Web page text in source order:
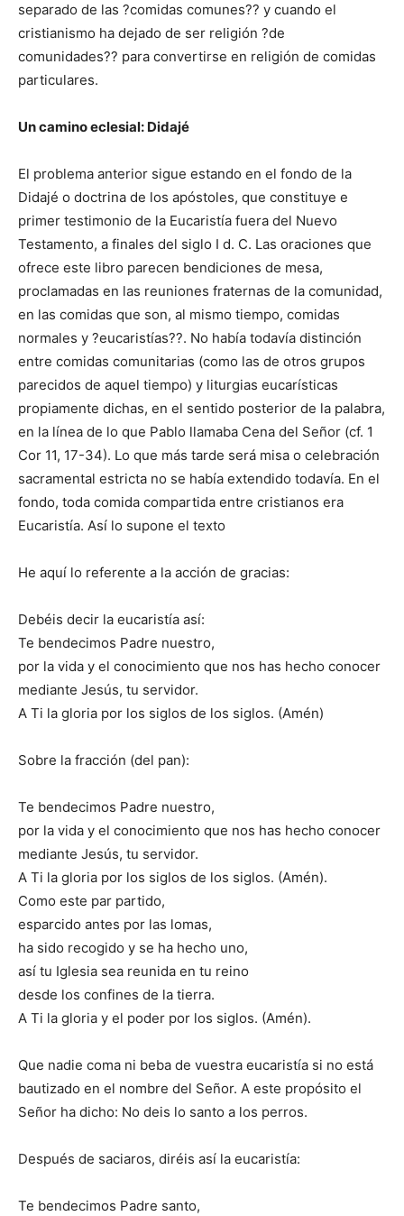
separado de las ?comidas comunes?? y cuando el
cristianismo ha dejado de ser religión ?de
comunidades?? para convertirse en religión de comidas
particulares.
Un camino eclesial: Didajé
El problema anterior sigue estando en el fondo de la
Didajé o doctrina de los apóstoles, que constituye e
primer testimonio de la Eucaristía fuera del Nuevo
Testamento, a finales del siglo I d. C. Las oraciones que
ofrece este libro parecen bendiciones de mesa,
proclamadas en las reuniones fraternas de la comunidad,
en las comidas que son, al mismo tiempo, comidas
normales y ?eucaristías??. No había todavía distinción
entre comidas comunitarias (como las de otros grupos
parecidos de aquel tiempo) y liturgias eucarísticas
propiamente dichas, en el sentido posterior de la palabra,
en la línea de lo que Pablo llamaba Cena del Señor (cf. 1
Cor 11, 17-34). Lo que más tarde será misa o celebración
sacramental estricta no se había extendido todavía. En el
fondo, toda comida compartida entre cristianos era
Eucaristía. Así lo supone el texto
He aquí lo referente a la acción de gracias:
Debéis decir la eucaristía así:
Te bendecimos Padre nuestro,
por la vida y el conocimiento que nos has hecho conocer
mediante Jesús, tu servidor.
A Ti la gloria por los siglos de los siglos. (Amén)
Sobre la fracción (del pan):
Te bendecimos Padre nuestro,
por la vida y el conocimiento que nos has hecho conocer
mediante Jesús, tu servidor.
A Ti la gloria por los siglos de los siglos. (Amén).
Como este par partido,
esparcido antes por las lomas,
ha sido recogido y se ha hecho uno,
así tu Iglesia sea reunida en tu reino
desde los confines de la tierra.
A Ti la gloria y el poder por los siglos. (Amén).
Que nadie coma ni beba de vuestra eucaristía si no está
bautizado en el nombre del Señor. A este propósito el
Señor ha dicho: No deis lo santo a los perros.
Después de saciaros, diréis así la eucaristía:
Te bendecimos Padre santo,